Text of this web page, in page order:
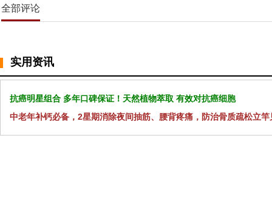
全部评论
实用资讯
抗癌明星组合 多年口碑保证！天然植物萃取 有效对抗癌细胞
中老年补钙必备，2星期消除夜间抽筋、腰背疼痛，防治骨质疏松立竿